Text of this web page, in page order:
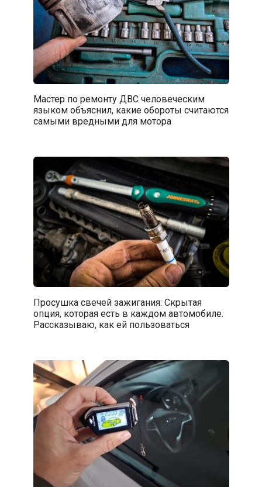
Мастер по ремонту ДВС человеческим
языком объяснил, какие обороты считаются
самыми вредными для мотора
Просушка свечей зажигания: Скрытая
опция, которая есть в каждом автомобиле.
Рассказываю, как ей пользоваться